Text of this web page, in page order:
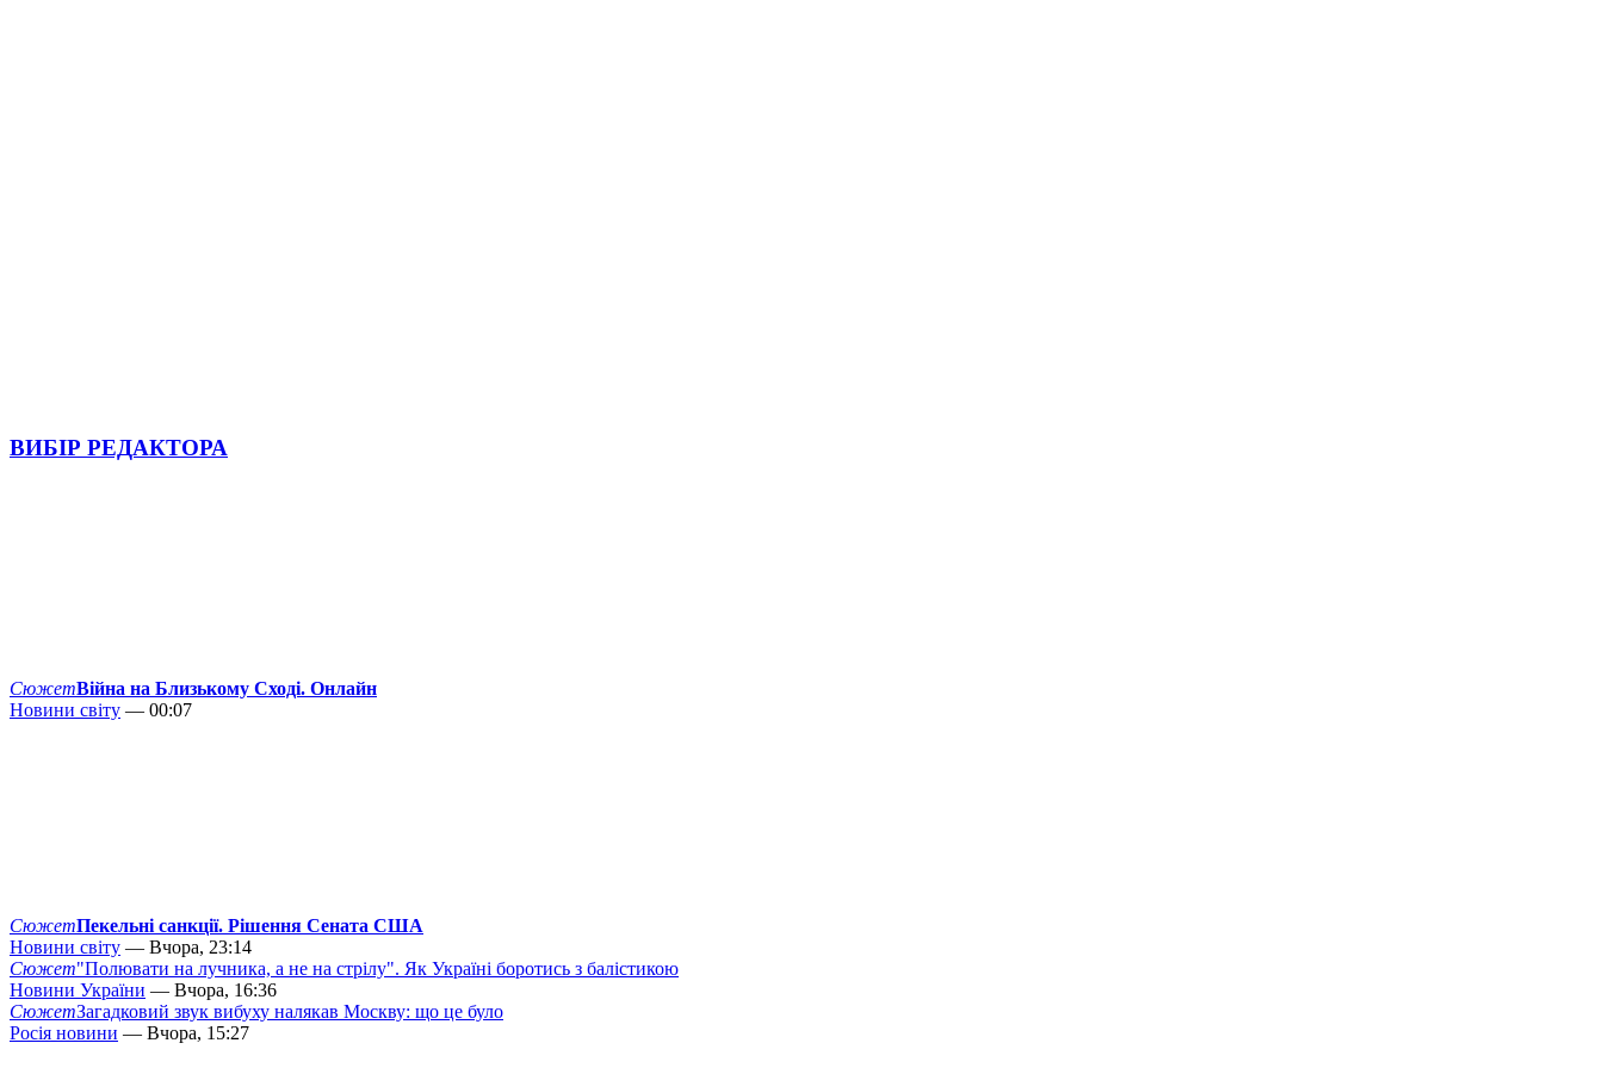
ВИБІР РЕДАКТОРА
СюжетВійна на Близькому Сході. Онлайн
Новини світу — 00:07
СюжетПекельні санкції. Рішення Сената США
Новини світу — Вчора, 23:14
Сюжет"Полювати на лучника, а не на стрілу". Як Україні боротись з балістикою
Новини України — Вчора, 16:36
СюжетЗагадковий звук вибуху налякав Москву: що це було
Росія новини — Вчора, 15:27